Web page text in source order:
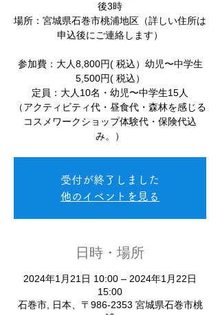
後3時
場所：宮城県石巻市桃浦地区（詳しい住所は
申込後にご連絡します）
参加費：大人8,800円( 税込）幼児〜中学生
5,500円( 税込）
定員：大人10名・幼児〜中学生15人
（アクティビティ代・昼食代・森林を感じる
コスメワークショップ体験代・保険代込
み。）
受付が終了しました
他のイベントを見る
日時・場所
2024年1月21日 10:00 – 2024年1月22日
15:00
石巻市, 日本、〒986-2353 宮城県石巻市桃